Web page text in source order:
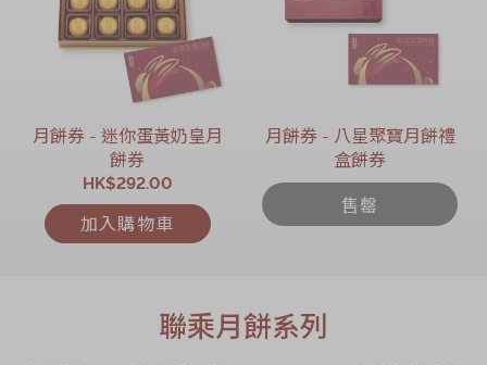
月餅券 - 迷你蛋黃奶皇月
餅券
HK$292.00
加入購物車
月餅券 - 八星聚寶月餅禮
盒餅券
售罄
聯乘月餅系列